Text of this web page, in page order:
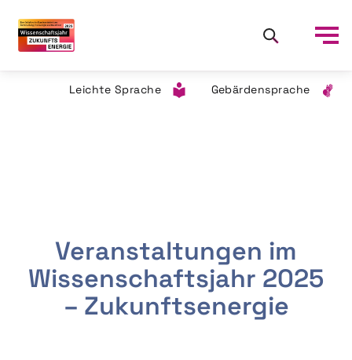
Leichte Sprache Gebärdensprache
Veranstaltungen im
Wissenschaftsjahr 2025
– Zukunftsenergie